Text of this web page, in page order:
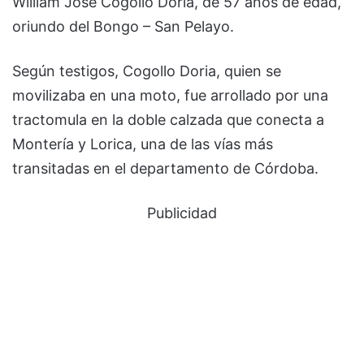
oriundo del Bongo – San Pelayo.
Según testigos, Cogollo Doria, quien se
movilizaba en una moto, fue arrollado por una
tractomula en la doble calzada que conecta a
Montería y Lorica, una de las vías más
transitadas en el departamento de Córdoba.
Publicidad